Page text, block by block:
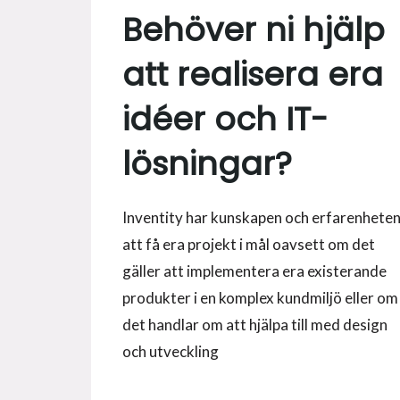
Behöver ni hjälp
att realisera era
idéer och IT-
lösningar?
Inventity har kunskapen och erfarenheten
att få era projekt i mål oavsett om det
gäller att implementera era existerande
produkter i en komplex kundmiljö eller om
det handlar om att hjälpa till med design
och utveckling